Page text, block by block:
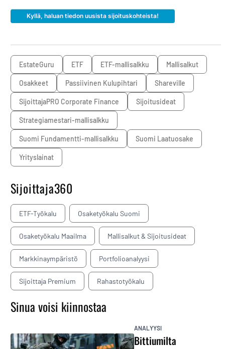
EstateGuru ETF ETF-mallisalkku mallisalkut
osakkeet Passiivinen Kulupihtari Shareville
SijoittajaPRO Corporate Finance sijoitusideat
Strategiamestari-mallisalkku
Suomi Fundamentti-mallisalkku Suomi Laatuosake
yrityslainat
Sijoittaja360
ETF-Työkalu Osaketyökalu Suomi
Osaketyökalu Maailma Mallisalkut & Sijoitusideat
Markkinaympäristö Portfolioanalyysi
Sijoittaja Premium Rahastotyökalu
Sinua voisi kiinnostaa
ANALYYSI
Bittiumilta